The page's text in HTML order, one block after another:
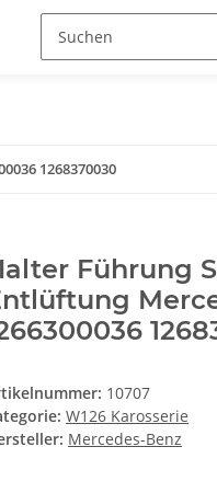
1268370030
Führung
10707
W126 Karosserie
Mercedes-Benz